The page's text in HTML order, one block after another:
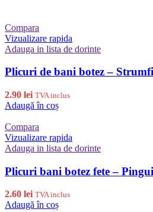
Compara
Vizualizare rapida
Adauga in lista de dorinte
Plicuri de bani botez –
2.90 lei TVA inclus
Adaugă în coș
Compara
Vizualizare rapida
Adauga in lista de dorinte
Plicuri bani botez fete –
2.60 lei TVA inclus
Adaugă în coș